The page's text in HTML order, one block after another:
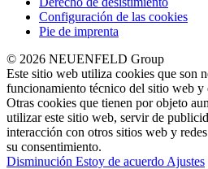
Configuración de las cookies
Pie de imprenta
© 2026 NEUENFELD Group
Este sitio web utiliza cookies que son
funcionamiento técnico del sitio web y
Otras cookies que tienen por objeto
utilizar este sitio web, servir de
interacción con otros sitios web y
su consentimiento.
Disminución Estoy de acuerdo Ajustes